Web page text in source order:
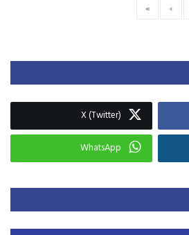
›
»
X (Twitter)
WhatsApp